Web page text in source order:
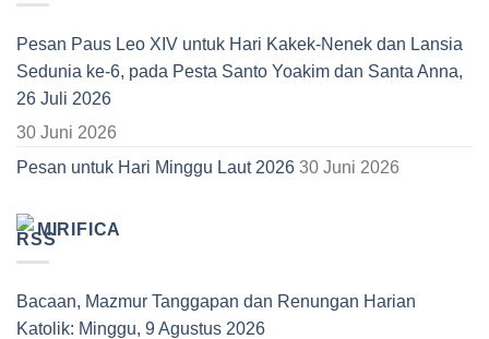
Pesan Paus Leo XIV untuk Hari Kakek-Nenek dan Lansia
Sedunia ke-6, pada Pesta Santo Yoakim dan Santa Anna,
26 Juli 2026
30 Juni 2026
Pesan untuk Hari Minggu Laut 2026 30 Juni 2026
MIRIFICA
Bacaan, Mazmur Tanggapan dan Renungan Harian
Katolik: Minggu, 9 Agustus 2026